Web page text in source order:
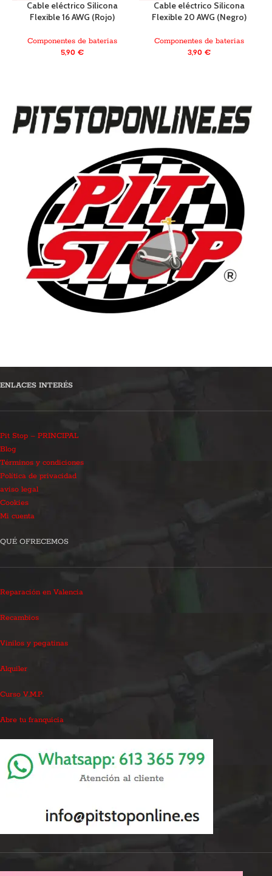
Cable eléctrico Silicona
Flexible 16 AWG (Rojo)
Componentes de baterias
5,90€
Cable eléctrico Silicona
Flexible 20 AWG (Negro)
Componentes de baterias
3,90€
ENLACES INTERÉS
Pit Stop – PRINCIPAL
Blog
Términos y condiciones
Política de privacidad
aviso legal
Cookies
Mi cuenta
QUÉ OFRECEMOS
Reparación en Valencia
Recambios
Vinilos y pegatinas
Alquiler
Curso V.M.P.
Abre tu franquicia